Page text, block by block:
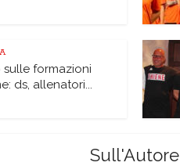
sulle formazioni
ds, allenatori...
Sull'Autore